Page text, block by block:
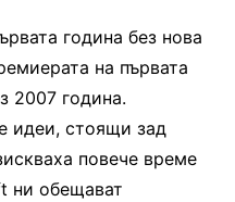
година без нова
на първата
2007 година.
идеи, стоящи зад
повече време
ни обещават